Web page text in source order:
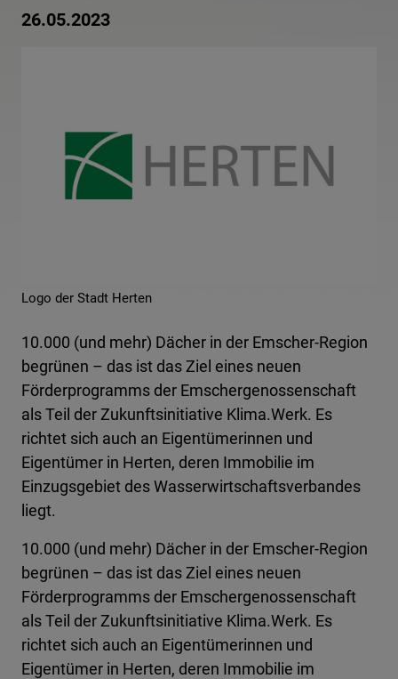
26.05.2023
Logo der Stadt Herten
10.000 (und mehr) Dächer in der Emscher-Region
begrünen – das ist das Ziel eines neuen
Förderprogramms der Emschergenossenschaft
als Teil der Zukunftsinitiative Klima.Werk. Es
richtet sich auch an Eigentümerinnen und
Eigentümer in Herten, deren Immobilie im
Einzugsgebiet des Wasserwirtschaftsverbandes
liegt.
10.000 (und mehr) Dächer in der Emscher-Region
begrünen – das ist das Ziel eines neuen
Förderprogramms der Emschergenossenschaft
als Teil der Zukunftsinitiative Klima.Werk. Es
richtet sich auch an Eigentümerinnen und
Eigentümer in Herten, deren Immobilie im